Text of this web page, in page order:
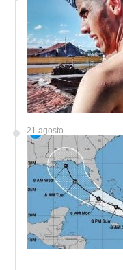
21 agosto